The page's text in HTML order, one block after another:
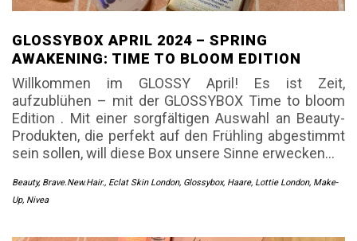
GLOSSYBOX APRIL 2024 – SPRING
AWAKENING: TIME TO BLOOM EDITION
Willkommen im GLOSSY April! Es ist Zeit,
aufzublühen – mit der GLOSSYBOX Time to bloom
Edition . Mit einer sorgfältigen Auswahl an Beauty-
Produkten, die perfekt auf den Frühling abgestimmt
sein sollen, will diese Box unsere Sinne erwecken…
Beauty, Brave.New.Hair., Eclat Skin London, Glossybox, Haare, Lottie London, Make-
Up, Nivea